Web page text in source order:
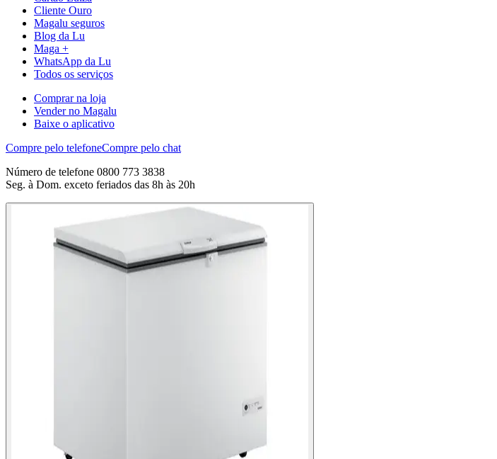
Cliente Ouro
Magalu seguros
Blog da Lu
Maga +
WhatsApp da Lu
Todos os serviços
Comprar na loja
Vender no Magalu
Baixe o aplicativo
Compre pelo telefoneCompre pelo chat
Número de telefone 0800 773 3838
Seg. à Dom. exceto feriados das 8h às 20h